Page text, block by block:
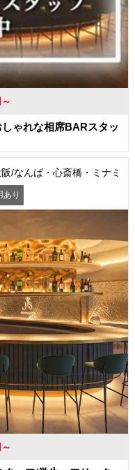
ゃれな相席BARスタッ
阪/なんば・心斎橋・ミナミ
あり